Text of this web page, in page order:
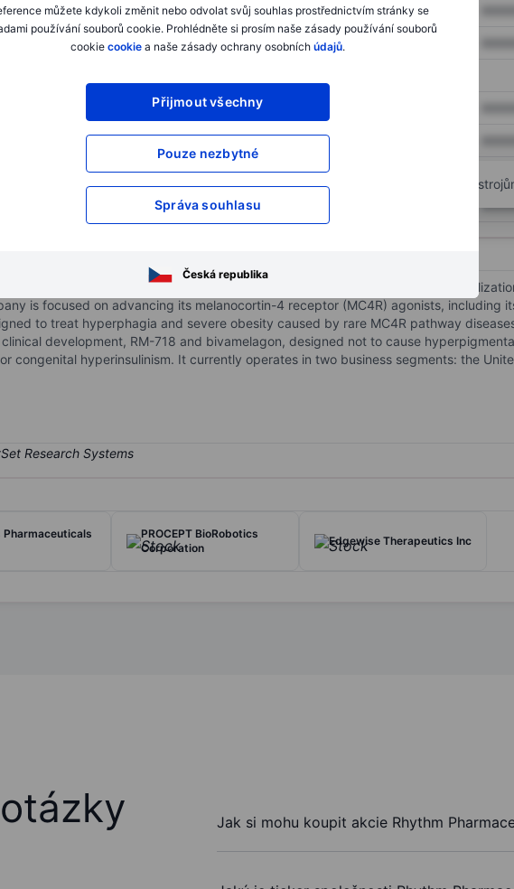
můžete kdykoli změnit nebo odvolat svůj souhlas prostřednictvím stránky se
používání souborů cookie. Prohlédněte si prosím naše zásady používání souborů
cookie cookie a naše zásady ochrany osobních údajů.
Přijmout všechny
Pouze nezbytné
Správa souhlasu
Česká republika
XXXXXXX XXXXXXX
XXXXXXX XXXXXXX
XXXXXXX
XXXXXXX
XXXXXXX
XXXXXXX
Otevřete si účeta získejte přístup k pokročilým
biopharmaceutical company engaged in the development and
is focused on advancing its melanocortin-4 receptor (MC4R) agonists, including
to treat hyperphagia and severe obesity caused by rare MC4R pathway
development, RM-718 and bivamelagon, designed not to cause
congenital hyperinsulinism. It currently operates in two business segments: the
PROCEPT BioRobotics
Corporation
Edgewise Therapeutics Inc
Jak si mohu koupit akcie Rhythm